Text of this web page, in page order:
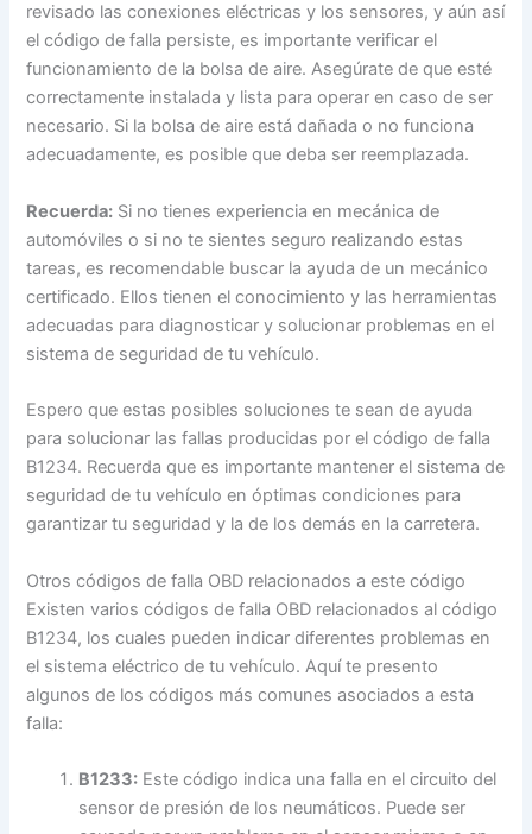
revisado las conexiones eléctricas y los sensores, y aún así
el código de falla persiste, es importante verificar el
funcionamiento de la bolsa de aire. Asegúrate de que esté
correctamente instalada y lista para operar en caso de ser
necesario. Si la bolsa de aire está dañada o no funciona
adecuadamente, es posible que deba ser reemplazada.
Recuerda: Si no tienes experiencia en mecánica de
automóviles o si no te sientes seguro realizando estas
tareas, es recomendable buscar la ayuda de un mecánico
certificado. Ellos tienen el conocimiento y las herramientas
adecuadas para diagnosticar y solucionar problemas en el
sistema de seguridad de tu vehículo.
Espero que estas posibles soluciones te sean de ayuda
para solucionar las fallas producidas por el código de falla
B1234. Recuerda que es importante mantener el sistema de
seguridad de tu vehículo en óptimas condiciones para
garantizar tu seguridad y la de los demás en la carretera.
Otros códigos de falla OBD relacionados a este código
Existen varios códigos de falla OBD relacionados al código
B1234, los cuales pueden indicar diferentes problemas en
el sistema eléctrico de tu vehículo. Aquí te presento
algunos de los códigos más comunes asociados a esta
falla:
B1233: Este código indica una falla en el circuito del
sensor de presión de los neumáticos. Puede ser